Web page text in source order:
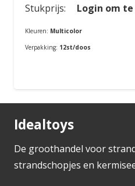
Stukprijs: Login om
Kleuren: Multicolor
Verpakking: 12st/doos
Idealtoys
De groothandel voor
strandschopjes en